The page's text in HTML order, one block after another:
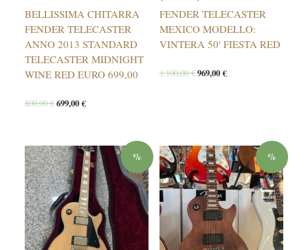
BELLISSIMA CHITARRA
FENDER TELECASTER
ANNO 2013 STANDARD
TELECASTER MIDNIGHT
WINE RED EURO 699,00
800,00€699,00€
FENDER TELECASTER
MEXICO MODELLO:
VINTERA 50' FIESTA RED
1.100,00€969,00€
% %